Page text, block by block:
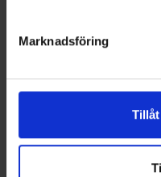
Marknadsföring
Från 66 kr
Andra köpte även
Tagga dina bilder med